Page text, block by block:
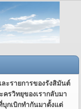
รายการของรังสิมันต์
รวิทยุของเรากลับมา
กเบิกทำกันมาตั้งแต่